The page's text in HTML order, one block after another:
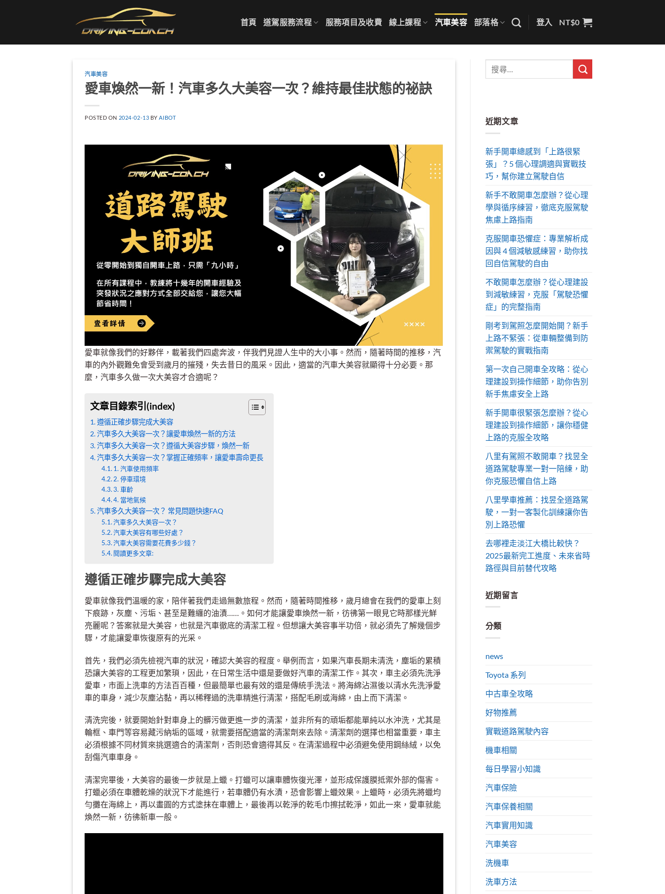
首頁 道駕服務流程 服務項目及收費 線上課程 汽車美容 部落格 登入 NT$0
汽車美容
愛車煥然一新！汽車多久大美容一次？維持最佳狀態的祕訣
POSTED ON 2024-02-13 BY AIBOT
愛車就像我們的好夥伴，載著我們四處奔波，伴我們見證人生中的大小事。然而，隨著時間的推移，汽
車的內外觀難免會受到歲月的摧殘，失去昔日的風采。因此，適當的汽車大美容就顯得十分必要。那
麼，汽車多久做一次大美容才合適呢？
文章目錄索引(index)
遵循正確步驟完成大美容
汽車多久大美容一次？讓愛車煥然一新的方法
汽車多久大美容一次？遵循大美容步驟，煥然一新
汽車多久大美容一次？掌握正確頻率，讓愛車壽命更長
1. 汽車使用頻率
2. 停車環境
3. 車齡
4. 當地氣候
汽車多久大美容一次？ 常見問題快速FAQ
汽車多久大美容一次？
汽車大美容有哪些好處？
汽車大美容需要花費多少錢？
閱讀更多文章:
遵循正確步驟完成大美容
愛車就像我們溫暖的家，陪伴著我們走過無數旅程。然而，隨著時間推移，歲月總會在我們的愛車上刻
下痕跡，灰塵、污垢、甚至是難纏的油漬……。如何才能讓愛車煥然一新，彷彿第一眼見它時那樣光鮮
亮麗呢？答案就是大美容，也就是汽車徹底的清潔工程。但想讓大美容事半功倍，就必須先了解幾個步
驟，才能讓愛車恢復原有的光采。
首先，我們必須先檢視汽車的狀況，確認大美容的程度。舉例而言，如果汽車長期未清洗，塵垢的累積
恐讓大美容的工程更加繁瑣，因此，在日常生活中還是要做好汽車的清潔工作。其次，車主必須先洗淨
愛車，市面上洗車的方法百百種，但最簡單也最有效的還是傳統手洗法。將海綿沾濕後以清水先洗淨愛
車的車身，減少灰塵沾黏，再以稀釋過的洗車精進行清潔，搭配毛刷或海綿，由上而下清潔。
清洗完後，就要開始針對車身上的髒污做更進一步的清潔，並非所有的頑垢都能單純以水沖洗，尤其是
輪框、車門等容易藏污納垢的區域，就需要搭配適當的清潔劑來去除。清潔劑的選擇也相當重要，車主
必須根據不同材質來挑選適合的清潔劑，否則恐會適得其反。在清潔過程中必須避免使用鋼絲絨，以免
刮傷汽車車身。
清潔完畢後，大美容的最後一步就是上蠟。打蠟可以讓車體恢復光澤，並形成保護膜抵禦外部的傷害。
打蠟必須在車體乾燥的狀況下才能進行，若車體仍有水漬，恐會影響上蠟效果。上蠟時，必須先將蠟均
勻攤在海綿上，再以畫圓的方式塗抹在車體上，最後再以乾淨的乾毛巾擦拭乾淨，如此一來，愛車就能
煥然一新，彷彿新車一般。
近期文章
新手開車總感到「上路很緊
張」？5 個心理調適與實戰技
巧，幫你建立駕駛自信
新手不敢開車怎麼辦？從心理
學與循序練習，徹底克服駕駛
焦慮上路指南
克服開車恐懼症：專業解析成
因與 4 個減敏感練習，助你找
回自信駕駛的自由
不敢開車怎麼辦？從心理建設
到減敏練習，克服「駕駛恐懼
症」的完整指南
剛考到駕照怎麼開始開？新手
上路不緊張：從車輛整備到防
禦駕駛的實戰指南
第一次自己開車全攻略：從心
理建設到操作細節，助你告別
新手焦慮安全上路
新手開車很緊張怎麼辦？從心
理建設到操作細節，讓你穩健
上路的克服全攻略
八里有駕照不敢開車？找昱全
道路駕駛專業一對一陪練，助
你克服恐懼自信上路
八里學車推薦：找昱全道路駕
駛，一對一客製化訓練讓你告
別上路恐懼
去哪裡走淡江大橋比較快？
2025最新完工進度、未來省時
路徑與目前替代攻略
近期留言
分類
news
Toyota 系列
中古車全攻略
好物推薦
實戰道路駕駛內容
機車相關
每日學習小知識
汽車保險
汽車保養相關
汽車實用知識
汽車美容
洗機車
洗車方法